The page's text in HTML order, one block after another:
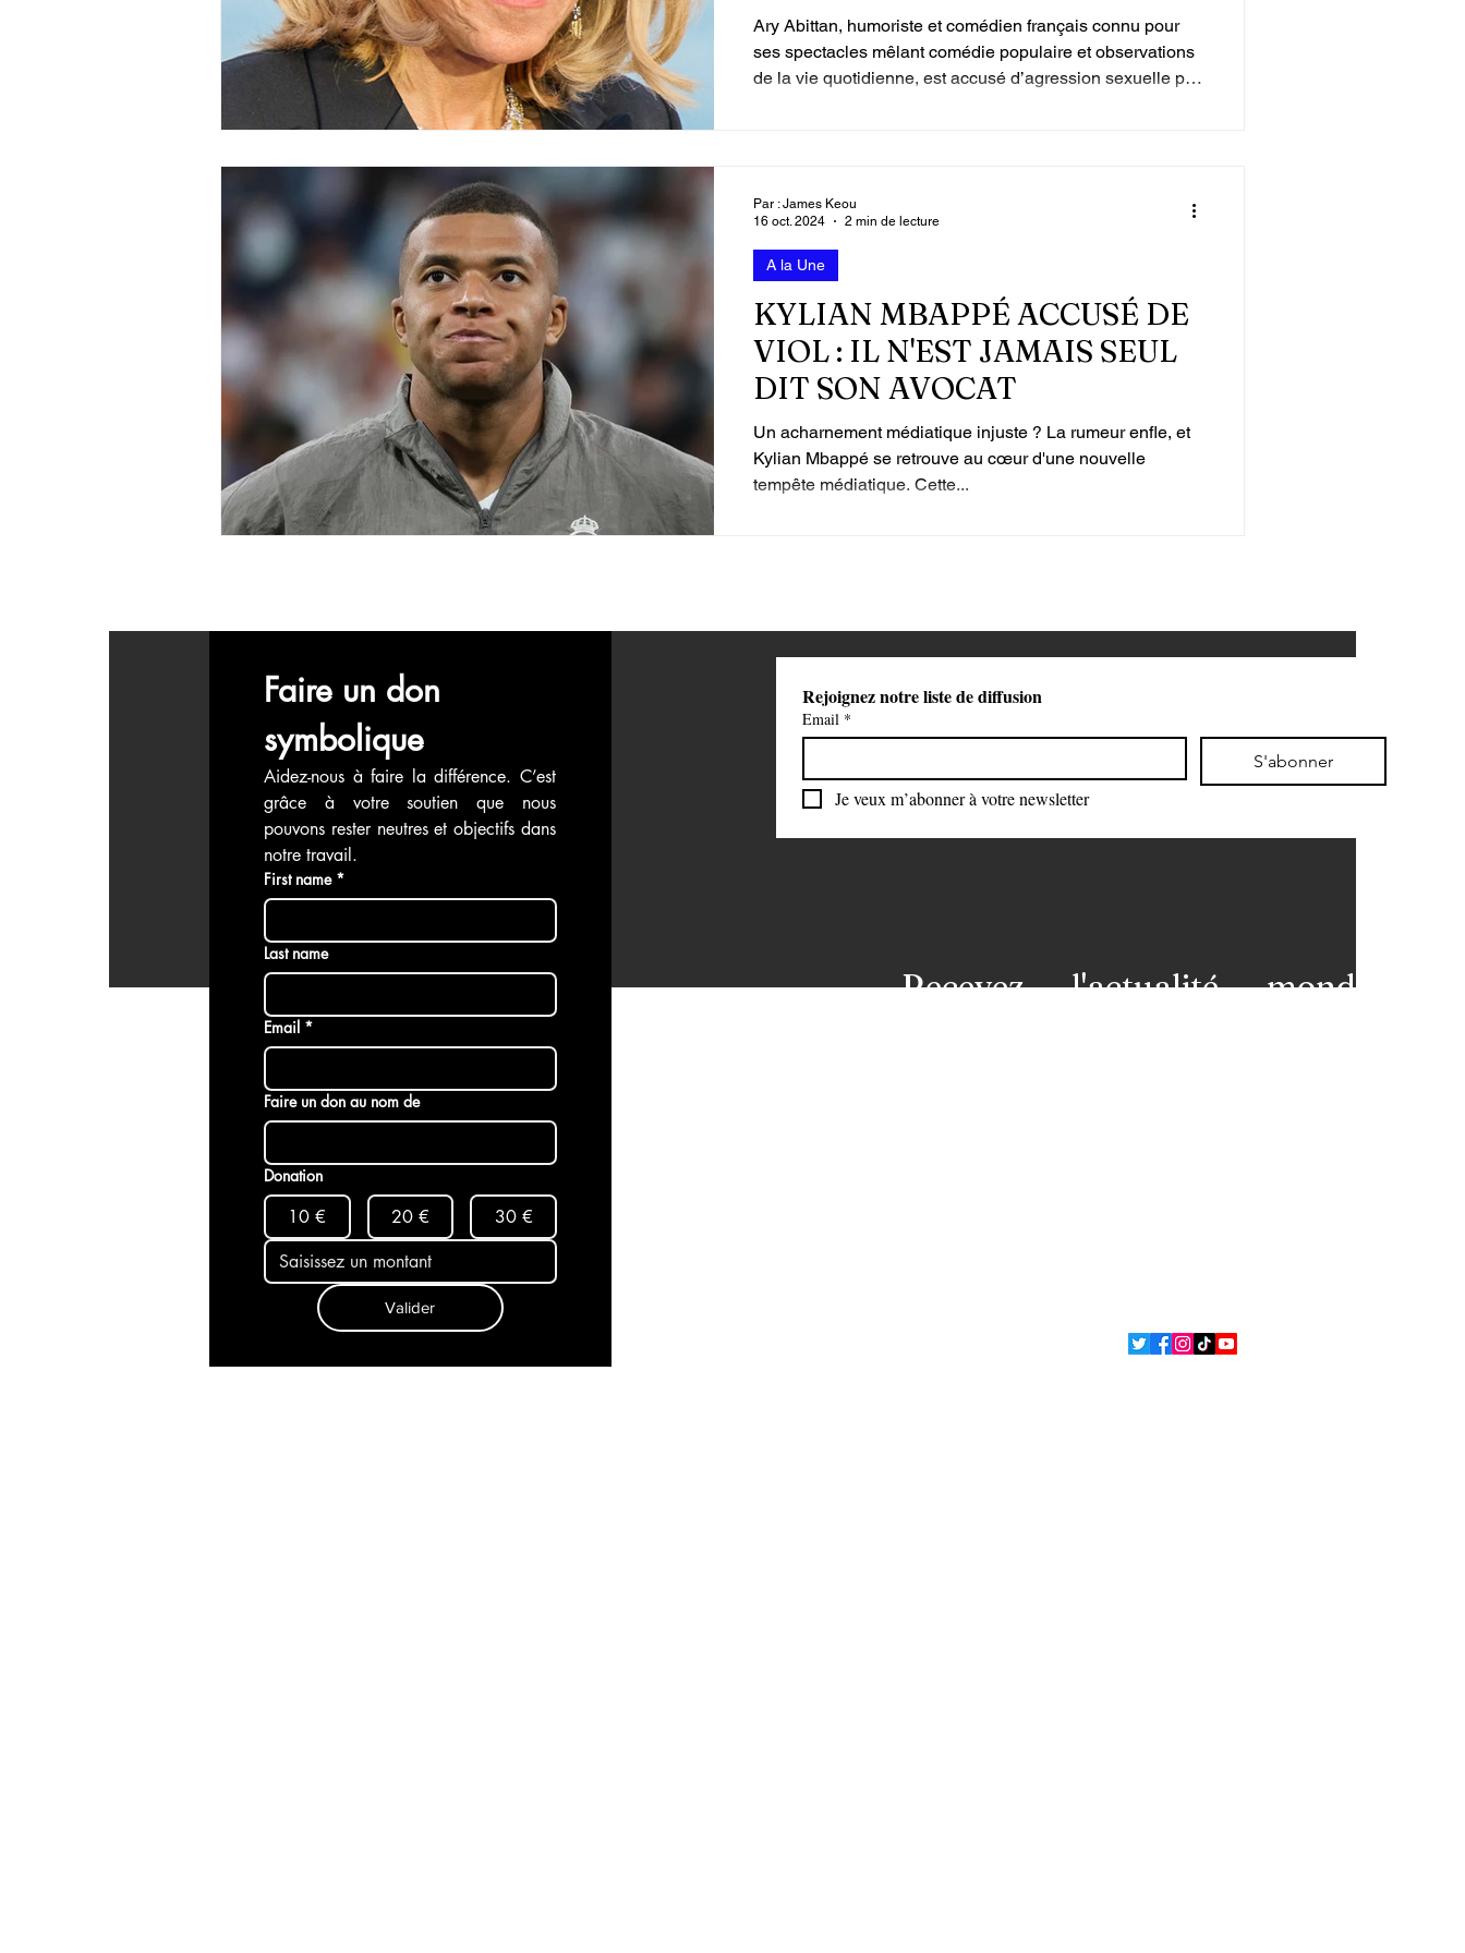
économie mondiales Enquête vidéos Attaque du Hamas contre Israël
Ary Abittan, humoriste et comédien français connu pour
ses spectacles mêlant comédie populaire et observations
de la vie quotidienne, est accusé d’agression sexuelle par
KYLIAN MBAPPÉ ACCUSÉ DE
VIOL : IL N'EST JAMAIS SEUL
DIT SON AVOCAT
Un acharnement médiatique injuste ? La rumeur enfle, et
Kylian Mbappé se retrouve au cœur d'une nouvelle
tempête médiatique. Cette...
A la Une
Par : James Keou
16 oct. 2024
2 min de lecture
Rejoignez notre liste de diffusion
Email *
S'abonner
Je veux m’abonner à votre newsletter
Faire un don
symbolique
Aidez-nous à faire la différence. C’est
grâce à votre soutien que nous
pouvons rester neutres et objectifs dans
notre travail.
First name *
Last name
Email *
Faire un don au nom de
Donation
10 € 20 € 30 €
Valider
Recevez l'actualité mondiale